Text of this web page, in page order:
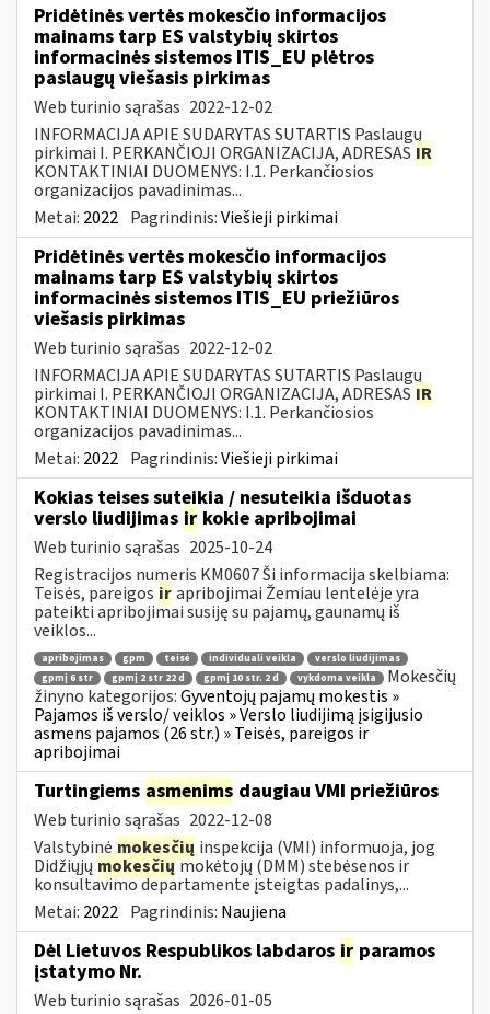
Pridėtinės vertės mokesčio informacijos
mainams tarp ES valstybių skirtos
informacinės sistemos ITIS_EU plėtros
paslaugų viešasis pirkimas
Web turinio sąrašas 2022-12-02
INFORMACIJA APIE SUDARYTAS SUTARTIS Paslaugų
pirkimai I. PERKANČIOJI ORGANIZACIJA, ADRESAS IR
KONTAKTINIAI DUOMENYS: I.1. Perkančiosios
organizacijos pavadinimas...
Metai: 2022 Pagrindinis:Viešieji pirkimai
Pridėtinės vertės mokesčio informacijos
mainams tarp ES valstybių skirtos
informacinės sistemos ITIS_EU priežiūros
viešasis pirkimas
Web turinio sąrašas 2022-12-02
INFORMACIJA APIE SUDARYTAS SUTARTIS Paslaugų
pirkimai I. PERKANČIOJI ORGANIZACIJA, ADRESAS IR
KONTAKTINIAI DUOMENYS: I.1. Perkančiosios
organizacijos pavadinimas...
Metai: 2022 Pagrindinis:Viešieji pirkimai
Kokias teises suteikia / nesuteikia išduotas
verslo liudijimas ir kokie apribojimai
Web turinio sąrašas 2025-10-24
Registracijos numeris KM0607 Ši informacija skelbiama:
Teisės, pareigos irapribojimai Žemiau lentelėje yra
pateikti apribojimai susiję su pajamų, gaunamų iš
veiklos...
apribojimas gpm teisė individuali veikla
verslo liudijimas
gpmį 6 str
gpmį 2 str 22 d gpmį 10 str. 2 d vykdoma veikla
Mokesčių
žinyno kategorijos:Gyventojų pajamų mokestis »
Pajamos iš verslo/ veiklos » Verslo liudijimą įsigijusio
asmens pajamos (26 str.) » Teisės, pareigos ir
apribojimai
Turtingiems asmenims daugiau VMI priežiūros
Web turinio sąrašas 2022-12-08
Valstybinė mokesčių inspekcija (VMI) informuoja, jog
Didžiųjų mokesčiųmokėtojų (DMM) stebėsenos ir
konsultavimo departamente įsteigtas padalinys,...
Metai: 2022 Pagrindinis: Naujiena
Dėl Lietuvos Respublikos labdaros ir paramos
įstatymo Nr.
Web turinio sąrašas 2026-01-05